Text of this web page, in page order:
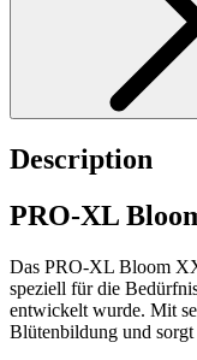
Description
PRO-XL
Das PRO-XL Bloom
speziell für die
entwickelt wurde. Mit
Blütenbildung und